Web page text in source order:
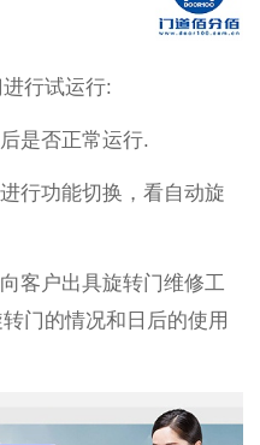
行试运行:
是否正常运行.
行功能切换，看自动旋
客户出具旋转门维修工
门的情况和日后的使用